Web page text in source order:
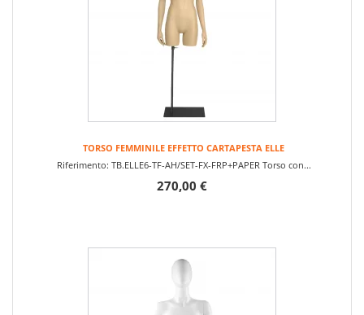
TORSO FEMMINILE EFFETTO CARTAPESTA ELLE
Riferimento: TB.ELLE6-TF-AH/SET-FX-FRP+PAPER Torso con...
270,00 €